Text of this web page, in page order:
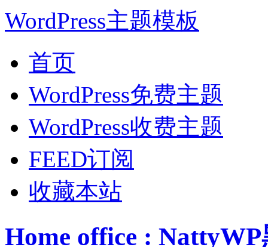
WordPress主题模板
首页
WordPress免费主题
WordPress收费主题
FEED订阅
收藏本站
Home office :